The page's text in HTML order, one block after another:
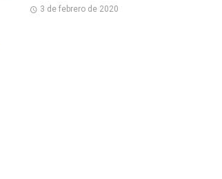
3 de febrero de 2020